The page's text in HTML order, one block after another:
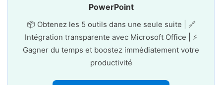
PowerPoint
📦 Obtenez les 5 outils dans une seule suite | 🔗
Intégration transparente avec Microsoft Office | ⚡
Gagner du temps et boostez immédiatement votre
productivité